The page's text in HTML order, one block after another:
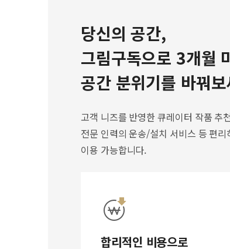
당신의 공간,
그림구독으로 3개월
공간 분위기를 바꿔
고객 니즈를 반영한 큐레이터 작품 추
전문 인력의 운송/설치 서비스 등 편리
이용 가능합니다.
합리적인 비용으로